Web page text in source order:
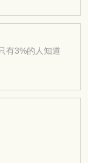
有3%的人知道